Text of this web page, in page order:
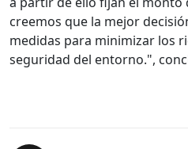
creemos que la mejor
medidas para minimizar los
seguridad del entorno.",